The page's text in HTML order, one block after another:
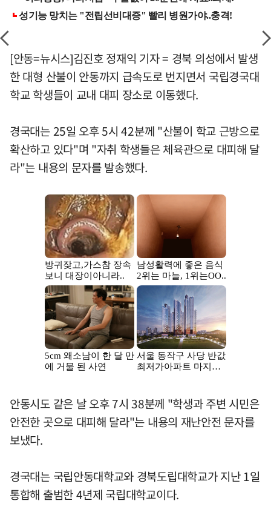
[안동=뉴시스]김진호 정재익 기자 = 경북 의성에서 발생
한 대형 산불이 안동까지 급속도로 번지면서 국립경국대
학교 학생들이 교내 대피 장소로 이동했다.
경국대는 25일 오후 5시 42분께 "산불이 학교 근방으로
확산하고 있다"며 "자취 학생들은 체육관으로 대피해 달
라"는 내용의 문자를 발송했다.
안동시도 같은 날 오후 7시 38분께 "학생과 주변 시민은
안전한 곳으로 대피해 달라"는 내용의 재난안전 문자를
보냈다.
경국대는 국립안동대학교와 경북도립대학교가 지난 1일
통합해 출범한 4년제 국립대학교이다.